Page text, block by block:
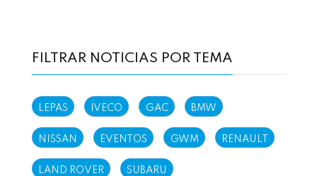
FILTRAR NOTICIAS POR TEMA
LEPAS IVECO GAC BMW
NISSAN EVENTOS GWM RENAULT
LAND ROVER SUBARU